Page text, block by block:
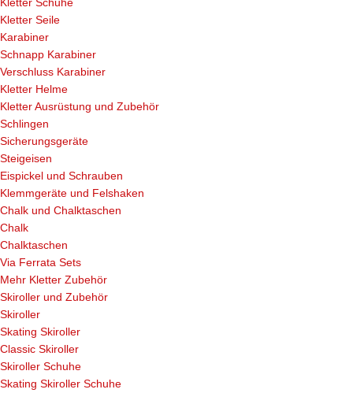
Kletter Seile
Karabiner
Schnapp Karabiner
Verschluss Karabiner
Kletter Helme
Kletter Ausrüstung und Zubehör
Schlingen
Sicherungsgeräte
Steigeisen
Eispickel und Schrauben
Klemmgeräte und Felshaken
Chalk und Chalktaschen
Chalk
Chalktaschen
Via Ferrata Sets
Mehr Kletter Zubehör
Skiroller und Zubehör
Skiroller
Skating Skiroller
Classic Skiroller
Skiroller Schuhe
Skating Skiroller Schuhe